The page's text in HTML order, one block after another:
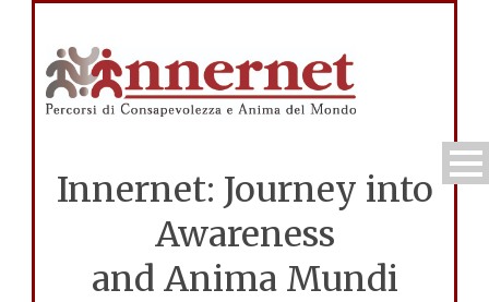
Innernet: Journey into
Awareness
and Anima Mundi